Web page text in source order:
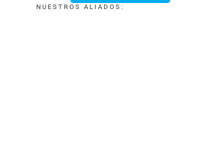
NUESTROS ALIADOS: